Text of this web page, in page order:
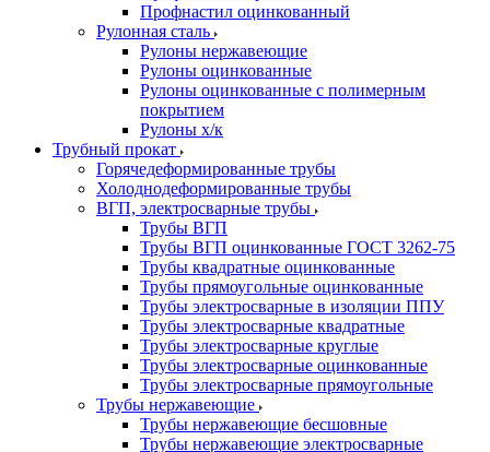
Профнастил оцинкованный
Рулонная сталь
Рулоны нержавеющие
Рулоны оцинкованные
Рулоны оцинкованные с полимерным
покрытием
Рулоны х/к
Трубный прокат
Горячедеформированные трубы
Холоднодеформированные трубы
ВГП, электросварные трубы
Трубы ВГП
Трубы ВГП оцинкованные ГОСТ 3262-75
Трубы квадратные оцинкованные
Трубы прямоугольные оцинкованные
Трубы электросварные в изоляции ППУ
Трубы электросварные квадратные
Трубы электросварные круглые
Трубы электросварные оцинкованные
Трубы электросварные прямоугольные
Трубы нержавеющие
Трубы нержавеющие бесшовные
Трубы нержавеющие электросварные